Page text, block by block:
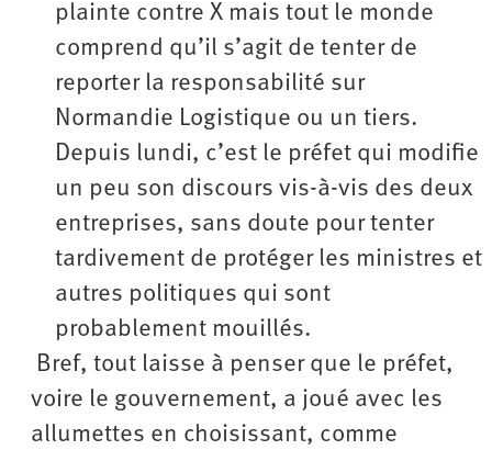
plainte contre X mais tout le monde
comprend qu’il s’agit de tenter de
reporter la responsabilité sur
Normandie Logistique ou un tiers.
Depuis lundi, c’est le préfet qui modifie
un peu son discours vis-à-vis des deux
entreprises, sans doute pour tenter
tardivement de protéger les ministres et
autres politiques qui sont
probablement mouillés.
Bref, tout laisse à penser que le préfet,
voire le gouvernement, a joué avec les
allumettes en choisissant, comme